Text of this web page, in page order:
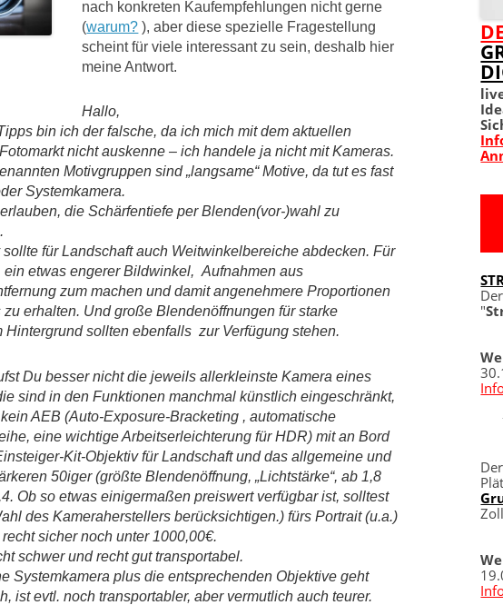
SOZIALE NETZWERKE
WO IST TOM?
DATENSCHUTZERKLÄRUNG
nach konkreten Kaufempfehlungen nicht gerne
(warum? ), aber diese spezielle Fragestellung
scheint für viele interessant zu sein, deshalb hier
meine Antwort.
Hallo,
bin ich der falsche, da ich mich mit dem aktuellen
nicht auskenne – ich handele ja nicht mit Kameras.
Motivgruppen sind „langsame“ Motive, da tut es fast
Systemkamera.
die Schärfentiefe per Blenden(vor-)wahl zu
für Landschaft auch Weitwinkelbereiche abdecken. Für
etwas engerer Bildwinkel, Aufnahmen aus
zum machen und damit angenehmere Proportionen
zu erhalten. Und große Blendenöffnungen für starke
Hintergrund sollten ebenfalls zur Verfügung stehen.
Du besser nicht die jeweils allerkleinste Kamera eines
sind in den Funktionen manchmal künstlich eingeschränkt,
AEB (Auto-Exposure-Bracketing , automatische
eine wichtige Arbeitserleichterung für HDR) mit an Bord
Kit-Objektiv für Landschaft und das allgemeine und
50iger (größte Blendenöffnung, „Lichtstärke“, ab 1,8
Ob so etwas einigermaßen preiswert verfügbar ist, solltest
des Kameraherstellers berücksichtigen.) fürs Portrait (u.a.)
sicher noch unter 1000,00€.
schwer und recht gut transportabel.
Systemkamera plus die entsprechenden Objektive geht
ist evtl. noch transportabler, aber vermutlich auch teurer.
"